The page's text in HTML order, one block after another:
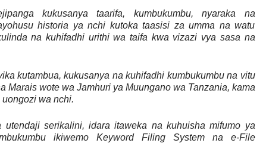
kukusanya taarifa, kumbukumbu, nyaraka na
historia ya nchi kutoka taasisi za umma na watu
na kuhifadhi urithi wa taifa kwa vizazi vya sasa na
kutambua, kukusanya na kuhifadhi kumbukumbu na vitu
Marais wote wa Jamhuri ya Muungano wa Tanzania, kama
wa nchi.
utendaji serikalini, idara itaweka na kuhuisha mifumo ya
ikiwemo Keyword Filing System na e-File